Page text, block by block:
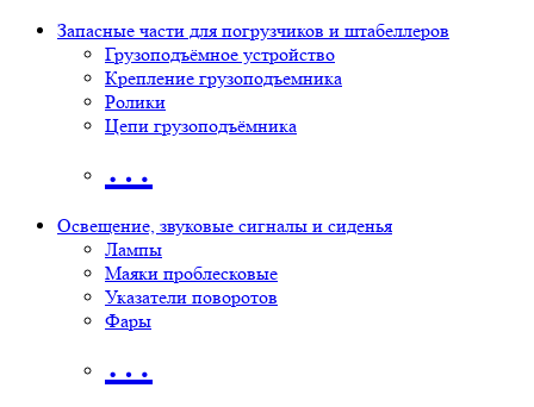
Запасные части для погрузчиков и штабеллеров
Грузоподъёмное устройство
Крепление грузоподъемника
Ролики
Цепи грузоподъёмника
…
Освещение, звуковые сигналы и сиденья
Лампы
Маяки проблесковые
Указатели поворотов
Фары
…